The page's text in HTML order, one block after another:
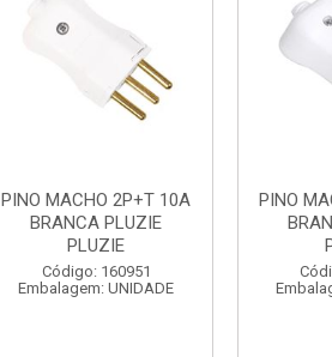
PINO MACHO 2P+T 10A
BRANCA PLUZIE
PLUZIE
Código: 160951
Embalagem: UNIDADE
PINO